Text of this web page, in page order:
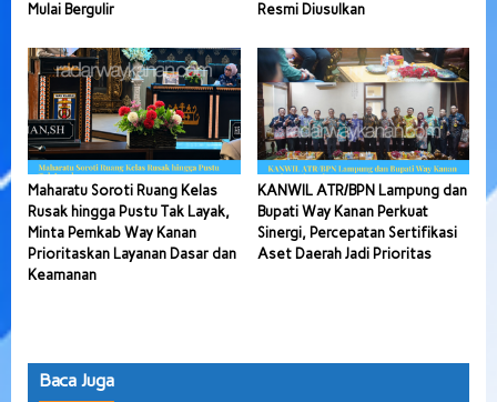
Mulai Bergulir
Resmi Diusulkan
Maharatu Soroti Ruang Kelas
Rusak hingga Pustu Tak Layak,
Minta Pemkab Way Kanan
Prioritaskan Layanan Dasar dan
Keamanan
KANWIL ATR/BPN Lampung dan
Bupati Way Kanan Perkuat
Sinergi, Percepatan Sertifikasi
Aset Daerah Jadi Prioritas
Baca Juga